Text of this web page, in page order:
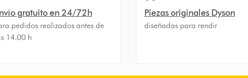
gratuito en 24/72h
pedidos realizados antes de
14.00 h
Piezas originales Dyson
diseñadas para rendir